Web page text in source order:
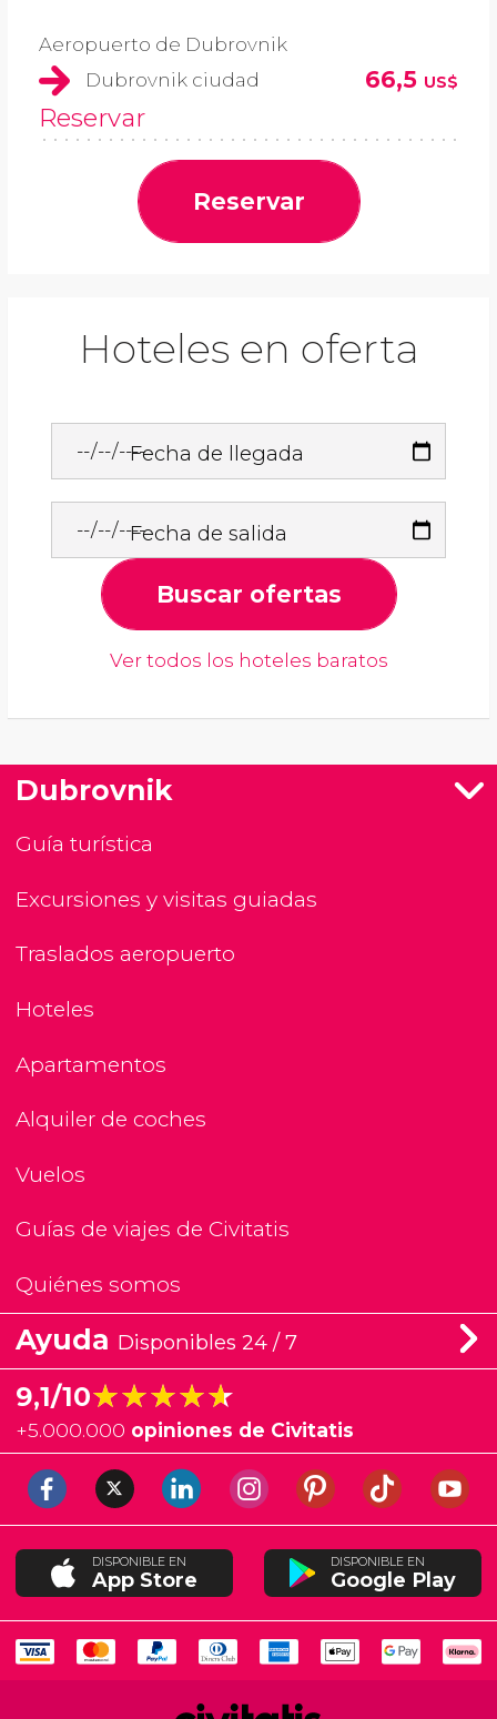
Aeropuerto de Dubrovnik
Dubrovnik ciudad
66,5 US$
Reservar
Reservar
Hoteles en oferta
Fecha de llegada
Fecha de salida
Buscar ofertas
Ver todos los hoteles baratos
Dubrovnik
Guía turística
Excursiones y visitas guiadas
Traslados aeropuerto
Hoteles
Apartamentos
Alquiler de coches
Vuelos
Guías de viajes de Civitatis
Quiénes somos
Ayuda Disponibles 24 / 7
9,1/10★★★★★
★★★★★
+5.000.000 opiniones de Civitatis
DISPONIBLE EN
App Store
DISPONIBLE EN
Google Play